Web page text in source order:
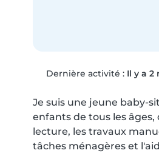
Dernière activité : Il y a 2
Je suis une jeune baby-
enfants de tous les
lecture, les travaux
tâches ménagères et